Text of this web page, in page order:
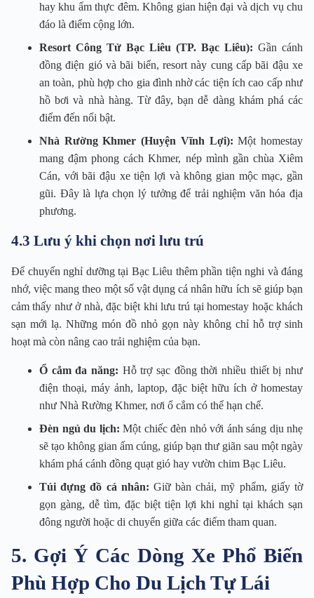
hay khu ẩm thực đêm. Không gian hiện đại và dịch vụ chu
đáo là điểm cộng lớn.
Resort Công Tử Bạc Liêu (TP. Bạc Liêu): Gần cánh
đồng điện gió và bãi biển, resort này cung cấp bãi đậu xe
an toàn, phù hợp cho gia đình nhờ các tiện ích cao cấp như
hồ bơi và nhà hàng. Từ đây, bạn dễ dàng khám phá các
điểm đến nổi bật.
Nhà Rường Khmer (Huyện Vĩnh Lợi): Một homestay
mang đậm phong cách Khmer, nép mình gần chùa Xiêm
Cán, với bãi đậu xe tiện lợi và không gian mộc mạc, gần
gũi. Đây là lựa chọn lý tưởng để trải nghiệm văn hóa địa
phương.
4.3 Lưu ý khi chọn nơi lưu trú
Để chuyến nghỉ dưỡng tại Bạc Liêu thêm phần tiện nghi và đáng
nhớ, việc mang theo một số vật dụng cá nhân hữu ích sẽ giúp bạn
cảm thấy như ở nhà, đặc biệt khi lưu trú tại homestay hoặc khách
sạn mới lạ. Những món đồ nhỏ gọn này không chỉ hỗ trợ sinh
hoạt mà còn nâng cao trải nghiệm của bạn.
Ổ cắm đa năng: Hỗ trợ sạc đồng thời nhiều thiết bị như
điện thoại, máy ảnh, laptop, đặc biệt hữu ích ở homestay
như Nhà Rường Khmer, nơi ổ cắm có thể hạn chế.
Đèn ngủ du lịch: Một chiếc đèn nhỏ với ánh sáng dịu nhẹ
sẽ tạo không gian ấm cúng, giúp bạn thư giãn sau một ngày
khám phá cánh đồng quạt gió hay vườn chim Bạc Liêu.
Túi đựng đồ cá nhân: Giữ bàn chải, mỹ phẩm, giấy tờ
gọn gàng, dễ tìm, đặc biệt tiện lợi khi nghỉ tại khách sạn
đông người hoặc di chuyển giữa các điểm tham quan.
5. Gợi Ý Các Dòng Xe Phổ Biến
Phù Hợp Cho Du Lịch Tự Lái